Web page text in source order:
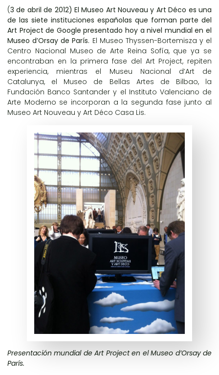
(3 de abril de 2012) ElMuseo Art Nouveau y Art Déco es una
de las siete instituciones españolas que forman parte del
Art Project de Google presentado hoy a nivel mundial en el
Museo d’Orsay de París. El Museo Thyssen-Bortemisza y el
Centro Nacional Museo de Arte Reina Sofía, que ya se
encontraban en la primera fase del Art Project, repiten
experiencia, mientras el Museu Nacional d’Art de
Catalunya, el Museo de Bellas Artes de Bilbao, la
Fundación Banco Santander y el Instituto Valenciano de
Arte Moderno se incorporan a la segunda fase junto al
Museo Art Nouveau y Art Déco Casa Lis.
Presentación mundial de Art Project en el Museo d’Orsay de
París.